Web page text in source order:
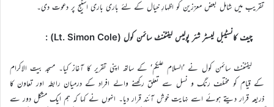
تقریب میں شامل بعض معززین کو اظہارِ خیال کے لئے باری باری اسٹیج پر دعوت دی۔
چیف کانسٹیبل لیسٹر شئر پولیس لیفٹننٹ سائمن کول (Lt. Simon Cole) :
لیفٹننٹ سائمن کول نے ’السلام علیکم‘ کے ساتھ اپنی تقریر کا آغاز کیا۔ مسجد بیت الاکرام
کے قیام کو مختلف رنگ و نسل سے تعلق رکھنے والے افراد کے درمیان رابطہ اور تعاون کا
ذریعہ قرار دیتے ہوئے اسے نہایت خوش آئند قرار دیا۔ انہوں نے کہا کہ ہم ایک مشکل دور سے